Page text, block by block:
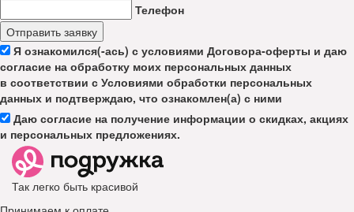
Телефон
Отправить заявку
Я ознакомился(-ась) с условиями Договора-оферты и даю
согласие на обработку моих персональных данных
в соответствии с Условиями обработки персональных
данных и подтверждаю, что ознакомлен(а) с ними
Даю согласие на получение информации о скидках, акциях
и персональных предложениях.
Так легко быть красивой